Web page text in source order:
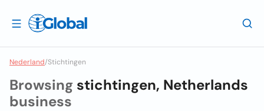
Nederland/Stichtingen
Browsing stichtingen, Netherlands
business